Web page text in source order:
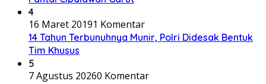
4
16 Maret 20191 Komentar
14 Tahun Terbunuhnya Munir, Polri Didesak Bentuk
Tim Khusus
5
7 Agustus 20260 Komentar